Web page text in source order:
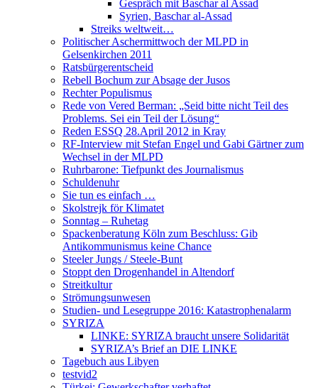
Gespräch mit Baschar al Assad
Syrien, Baschar al-Assad
Streiks weltweit…
Politischer Aschermittwoch der MLPD in
Gelsenkirchen 2011
Ratsbürgerentscheid
Rebell Bochum zur Absage der Jusos
Rechter Populismus
Rede von Vered Berman: „Seid bitte nicht Teil des
Problems. Sei ein Teil der Lösung“
Reden ESSQ 28.April 2012 in Kray
RF-Interview mit Stefan Engel und Gabi Gärtner zum
Wechsel in der MLPD
Ruhrbarone: Tiefpunkt des Journalismus
Schuldenuhr
Sie tun es einfach …
Skolstrejk för Klimatet
Sonntag – Ruhetag
Spackenberatung Köln zum Beschluss: Gib
Antikommunismus keine Chance
Steeler Jungs / Steele-Bunt
Stoppt den Drogenhandel in Altendorf
Streitkultur
Strömungsunwesen
Studien- und Lesegruppe 2016: Katastrophenalarm
SYRIZA
LINKE: SYRIZA braucht unsere Solidarität
SYRIZA’s Brief an DIE LINKE
Tagebuch aus Libyen
testvid2